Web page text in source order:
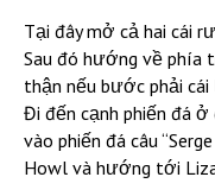
Tại đây mở cả hai cái
Sau đó hướng về phía
thận nếu bước phải
Đi đến cạnh phiến đá ở
vào phiến đá câu
Howl và hướng tới